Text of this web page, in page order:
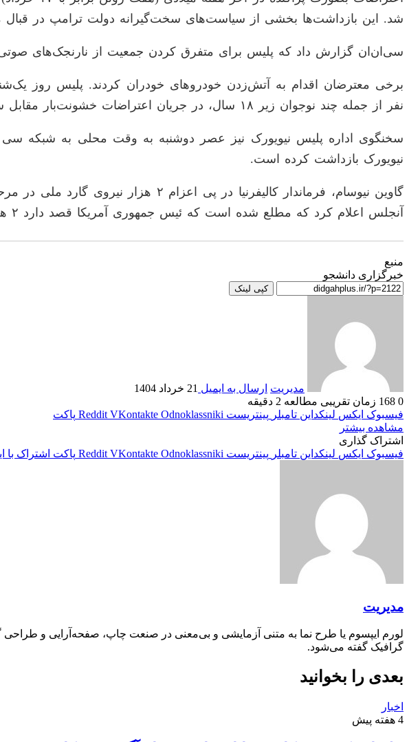
شد. این بازداشت‌ها بخشی از سیاست‌های سخت‌گیرانه دولت ترامپ در
سی‌ان‌ان گزارش داد که پلیس برای متفرق کردن جمعیت از نارنجک‌های صوتی
نفر از جمله چند نوجوان زیر ۱۸ سال، در جریان اعتراضات خشونت‌بار مقابل ساختمان خدمات مهاجرت بازداشت شدند.
نیویورک بازداشت کرده است.
آنجلس اعلام کرد که مطلع شده است که ئیس جمهوری آمریکا قصد دارد ۲ هزار نیروی گارد ملی دیگر به لس‌آنجلس اعزام کند.
منبع
خبرگزاری دانشجو
کپی لینک
مدیریت ارسال به ایمیل 21 خرداد 1404
0
زمان تقریبی مطالعه 2 دقیقه
فیسبوک ایکس لینکداین تامبلر پینتریست Reddit VKontakte Odnoklassniki
پاکت
مشاهده بیشتر
اشتراک گذاری
فیسبوک ایکس لینکداین تامبلر پینتریست Reddit VKontakte Odnoklassniki پاکت اشتراک با
مدیریت
لورم ایپسوم یا طرح‌ نما به متنی آزمایشی و بی‌معنی در صنعت چاپ، صفحه‌آرایی و
گرافیک گفته می‌شود.
بعدی را بخوانید
اخبار
4 هفته پیش